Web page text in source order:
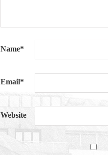
Name*
Email*
Website